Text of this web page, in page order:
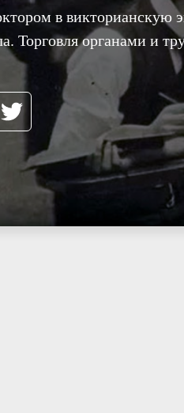
в викторианскую
Торговля органами и